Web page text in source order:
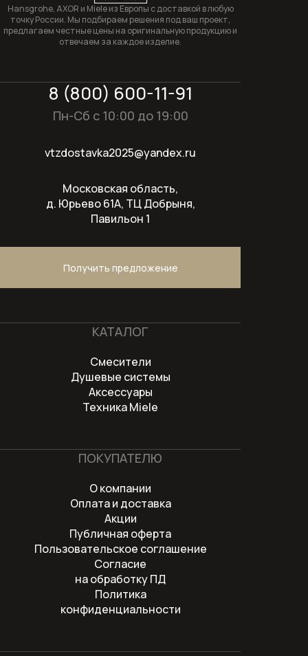
Техника для кухни
Холодильники
Hansgrohe, AXOR и Miele из Европы с доставкой в любую
точку России. Мы подбираем решения под ваш проект,
предлагаем честные цены на оригинальную продукцию и
отвечаем за каждое изделие.
КАТАЛОГ
Смесители
Душевые системы
Аксессуары
Техника Miele
ПОКУПАТЕЛЮ
О компании
Оплата и доставка
Акции
Публичная оферта
Пользовательское соглашение
Согласие
на обработку ПД
Политика
конфиденциальности
8 (800) 600-11-91
Пн-Сб с 10:00 до 19:00
vtzdostavka2025@yandex.ru
Московская область,
д. Юрьево 61А, ТЦ Добрыня,
Павильон 1
Получить предложение